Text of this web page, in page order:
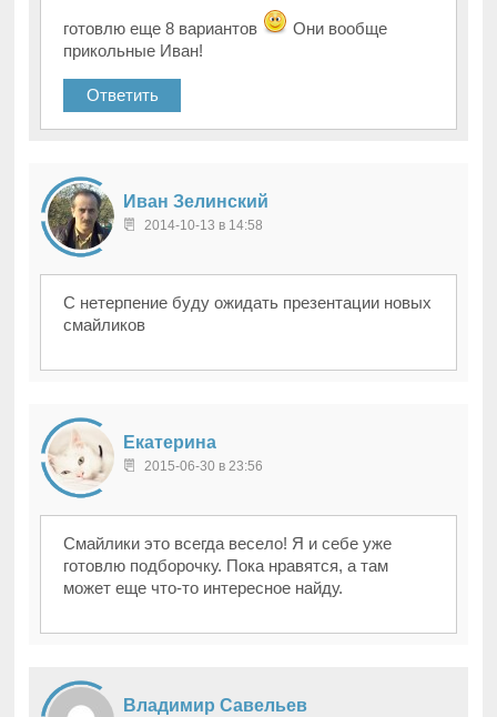
готовлю еще 8 вариантов
Они вообще
прикольные Иван!
Ответить
Иван Зелинский
2014-10-13 в 14:58
С нетерпение буду ожидать презентации новых
смайликов
Екатерина
2015-06-30 в 23:56
Смайлики это всегда весело! Я и себе уже
готовлю подборочку. Пока нравятся, а там
может еще что-то интересное найду.
Владимир Савельев